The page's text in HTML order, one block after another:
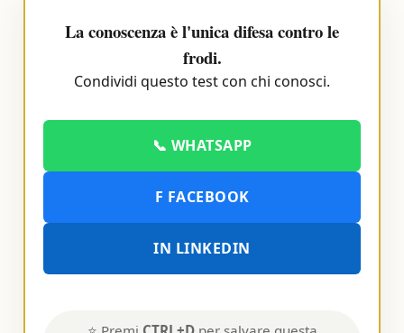
La conoscenza è l'unica difesa contro le
frodi.
Condividi questo test con chi conosci.
📞 WHATSAPP
F FACEBOOK
IN LINKEDIN